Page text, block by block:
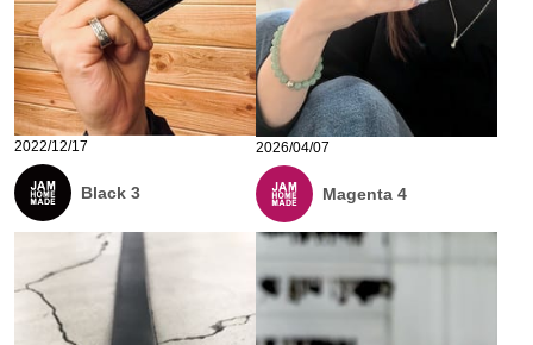
2022/12/17
Black 3
2026/04/07
Magenta 4